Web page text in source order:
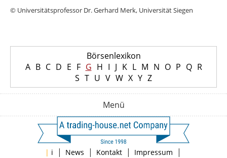
© Universitätsprofessor Dr. Gerhard Merk, Universität Siegen
Börsenlexikon
A B C D E F G H I J K L M N O P Q R
S T U V W X Y Z
Menü
| i | News | Kontakt | Impressum |